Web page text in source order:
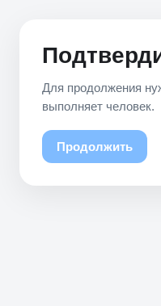
Для продолжения
выполняет человек.
Продолжить